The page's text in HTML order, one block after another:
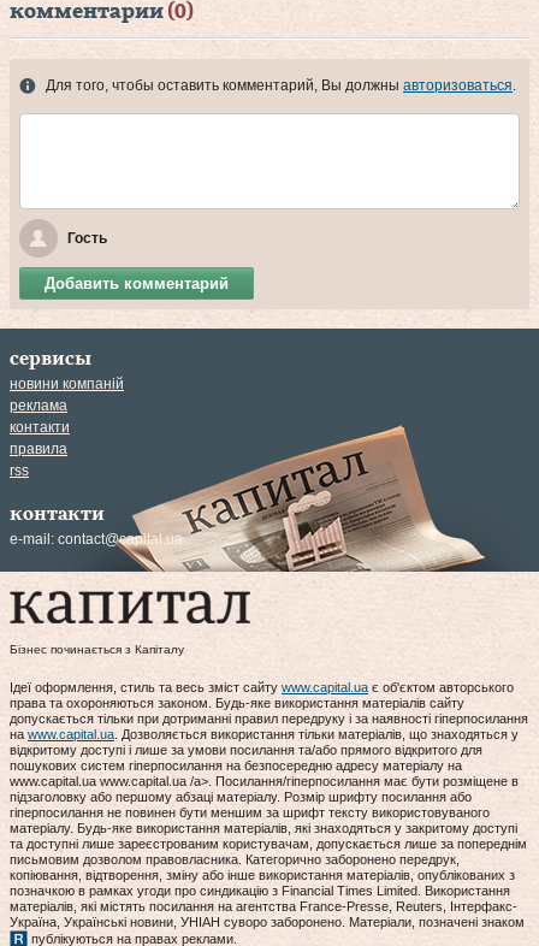
комментарии (0)
Для того, чтобы оставить комментарий, Вы должны авторизоваться.
Гость
Добавить комментарий
сервисы
новини компаній
реклама
контакти
правила
rss
контакти
e-mail: contact@capital.ua
Бізнес починається з Капіталу
Ідеї оформлення, стиль та весь зміст сайту www.capital.ua є об'єктом авторського
права та охороняються законом. Будь-яке використання матеріалів сайту
допускається тільки при дотриманні правил передруку і за наявності гіперпосилання
наwww.capital.ua. Дозволяється використання тільки матеріалів, що знаходяться у
відкритому доступі і лише за умови посилання та/або прямого відкритого для
пошукових систем гіперпосилання на безпосередню адресу матеріалу на
www.capital.ua www.capital.ua /a>. Посилання/гіперпосилання має бути розміщене в
підзаголовку або першому абзаці матеріалу. Розмір шрифту посилання або
гіперпосилання не повинен бути меншим за шрифт тексту використовуваного
матеріалу. Будь-яке використання матеріалів, які знаходяться у закритому доступі
та доступні лише зареєстрованим користувачам, допускається лише за попереднім
письмовим дозволом правовласника. Категорично заборонено передрук,
копіювання, відтворення, зміну або інше використання матеріалів, опублікованих з
позначкою в рамках угоди про синдикацію з Financial Times Limited. Використання
матеріалів, які містять посилання на агентства France-Presse, Reuters, Інтерфакс-
Україна, Українські новини, УНІАН суворо заборонено. Матеріали, позначені знаком
публікуються на правах реклами.